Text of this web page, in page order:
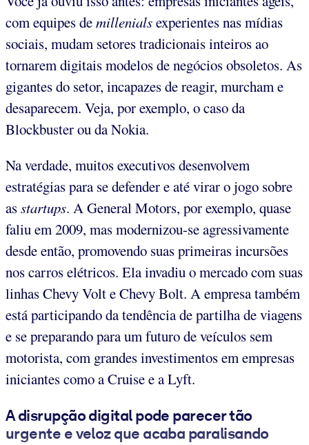
com equipes demillenialsexperientes nas mídias
sociais, mudam setores tradicionais inteiros ao
tornarem digitais modelos de negócios obsoletos. As
gigantes do setor, incapazes de reagir, murcham e
desaparecem. Veja, por exemplo, o caso da
Blockbuster ou da Nokia.
Na verdade, muitos executivos desenvolvem
estratégias para se defender e até virar o jogo sobre
asstartups. A General Motors, por exemplo, quase
faliu em 2009, mas modernizou-se agressivamente
desde então, promovendo suas primeiras incursões
nos carros elétricos. Ela invadiu o mercado com suas
linhas Chevy Volt e Chevy Bolt. A empresa também
está participando da tendência de partilha de viagens
e se preparando para um futuro de veículos sem
motorista, com grandes investimentos em empresas
iniciantes como a Cruise e a Lyft.
A disrupção digital pode parecer tão
urgente e veloz que acaba paralisando